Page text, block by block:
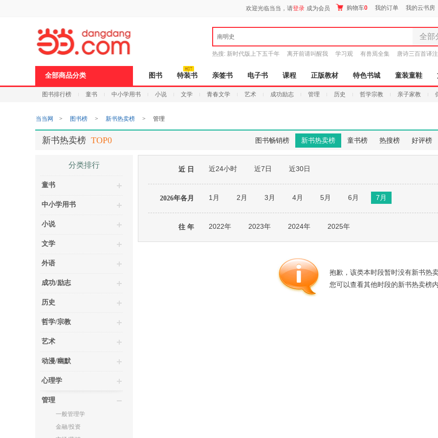
欢迎光临当当，请登录 成为会员 购物车0 我的订单 我的云书房
南明史 全部
全部分
图书
电子书
音像
玩具
孕婴
食品
手机
热搜: 新时代版上下五千年 离开前请叫醒我 学习观 有兽焉全集 唐诗三百首译注
全部商品分类 图书 特装书 亲签书 电子书 课程 正版教材 特色书城 童装童鞋
图书排行榜 童书 中小学用书 小说 文学 青春文学 艺术 成功励志 管理 历史 哲学宗教 亲子家教
当当网 > 图书榜 > 新书热卖榜 > 管理
图书畅销榜 新书热卖榜 童书榜 热搜榜 好评榜
新书热卖榜 TOP0
分类排行
童书
中小学用书
小说
文学
外语
成功/励志
历史
哲学/宗教
艺术
动漫/幽默
心理学
管理
一般管理学
金融/投资
近 日 近24小时 近7日 近30日
2026年各月 1月 2月 3月 4月 5月 6月 7月
往 年 2022年 2023年 2024年 2025年
抱歉，该类本时段暂时没有新书热卖
您可以查看其他时段的新书热卖榜内
页